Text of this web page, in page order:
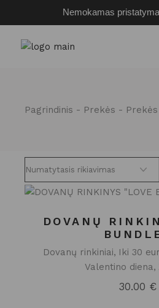
Nemokamas
Pereiti
turinio
Pagrindinis Prekės Prekės
DOVANŲ
Dovanų rinkiniai Iki 30 eur
Valentino diena
30.00 €